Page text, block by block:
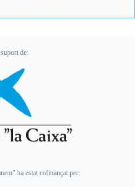
de:
ha estat cofinançat per: